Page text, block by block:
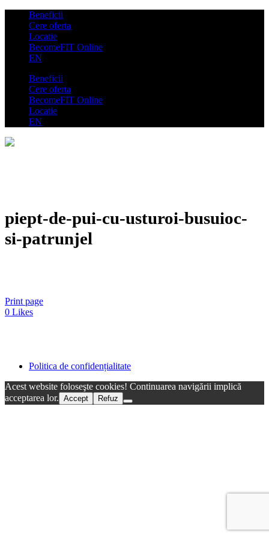
Beneficii
Cere oferta
Locatie
BecomeFIT Online
EN
Beneficii
Cere oferta
BecomeFIT Online
Locatie
EN
piept-de-pui-cu-usturoi-busuioc-
si-patrunjel
Print page
0 Likes
Politica de confidențialitate
Acest website foloseşte cookies! Continuarea navigării implică
acceptarea lor. Accept Refuz